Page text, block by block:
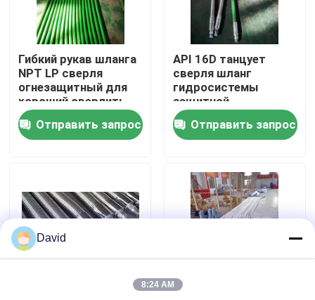
Наша фабрика
контроль качества
контактные данные
Все случаи
Насос бурового раствора
Вкладыш насоса грязи
Гибкий рукав шланга
NPT LP сверля
огнезащитный для
хороший сверлить
Отправить запрос
API 16D танцует
сверля шланг
гидросистемы
защитной
огнестойкой стены
шланга гибкий
Отправить запрос
David
8:24 AM